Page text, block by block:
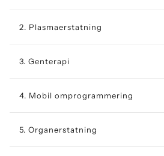
2. Plasmaerstatning
3. Genterapi
4. Mobil omprogrammering
5. Organerstatning